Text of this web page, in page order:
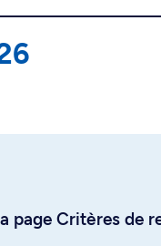
page Critères de